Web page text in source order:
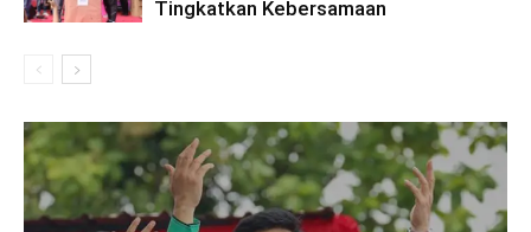
Tingkatkan Kebersamaan